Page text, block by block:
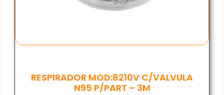
RESPIRADOR MOD:8210V C/VALVULA
N95 P/PART – 3M